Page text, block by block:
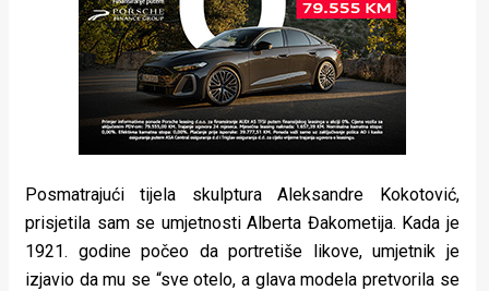
Posmatrajući tijela skulptura Aleksandre Kokotović,
prisjetila sam se umjetnosti Alberta Đakometija. Kada je
1921. godine počeo da portretiše likove, umjetnik je
izjavio da mu se “sve otelo, a glava modela pretvorila se